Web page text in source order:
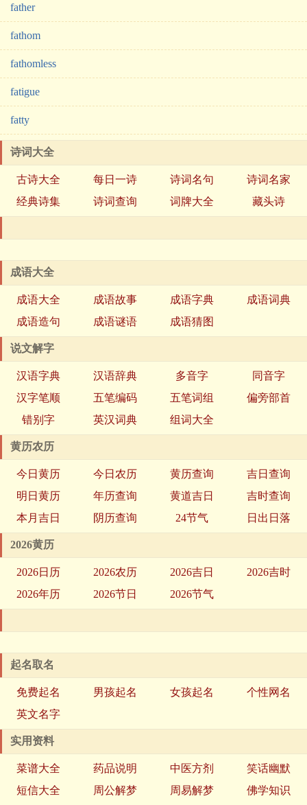
father
fathom
fathomless
fatigue
fatty
诗词大全
古诗大全 每日一诗 诗词名句
诗词名家
经典诗集
诗词查询 词牌大全 藏头诗
成语大全
成语大全 成语故事 成语字典
成语词典
成语造句
成语谜语 成语猜图
说文解字
汉语字典 汉语辞典 多音字
同音字
汉字笔顺
五笔编码 五笔词组
偏旁部首
错别字
英汉词典 组词大全
黄历农历
今日黄历 今日农历 黄历查询
吉日查询
明日黄历
年历查询 黄道吉日
吉时查询
本月吉日
阴历查询 24节气 日出日落
2026黄历
2026日历 2026农历 2026吉日
2026吉时
2026年历
2026节日 2026节气
起名取名
免费起名 男孩起名 女孩起名
个性网名
英文名字
实用资料
菜谱大全 药品说明 中医方剂
笑话幽默
短信大全
周公解梦 周易解梦 佛学知识